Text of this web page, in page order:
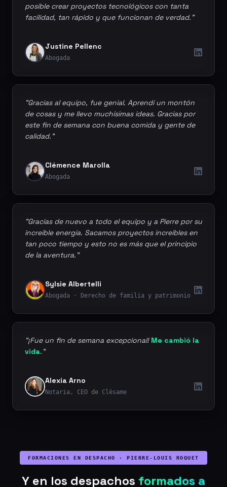
posible crear proyectos tecnológicos con tanta
facilidad, tan rápido y que funcionan de verdad."
Justine Pellenc
Abogada
"Gracias al equipo, fue genial. Aprendí un montón
de cosas y me llevo muchísimas ideas. Gracias por
este fin de semana con buena comida y gente de
calidad."
Clémence Marolla
Abogada
"Gracias de nuevo a todo el equipo y a Pierre por su
increíble energía. Sacamos proyectos increíbles en
tan poco tiempo y esto no es más que el principio
de la aventura."
Sylsie Albertelli
Abogada · Derecho de familia y patrimonio
"¡Fue un fin de semana excepcional! Me cambió la
vida. "
Alexia Arno
Notaria, CEO de Clésame
FORMACIONES EN DESPACHO · PIERRE-LOUIS ROQUET
Y en los despachos formados a